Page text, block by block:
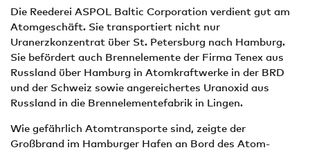
Die Reederei ASPOL Baltic Corporation verdient gut am
Atomgeschäft. Sie transportiert nicht nur
Uranerzkonzentrat über St. Petersburg nach Hamburg.
Sie befördert auch Brennelemente der Firma Tenex aus
Russland über Hamburg in Atomkraftwerke in der BRD
und der Schweiz sowie angereichertes Uranoxid aus
Russland in die Brennelementefabrik in Lingen.
Wie gefährlich Atomtransporte sind, zeigte der
Großbrand im Hamburger Hafen an Bord des Atom-